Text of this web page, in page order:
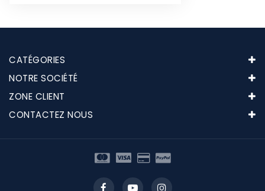
CATÉGORIES
NOTRE SOCIÉTÉ
ZONE CLIENT
CONTACTEZ NOUS